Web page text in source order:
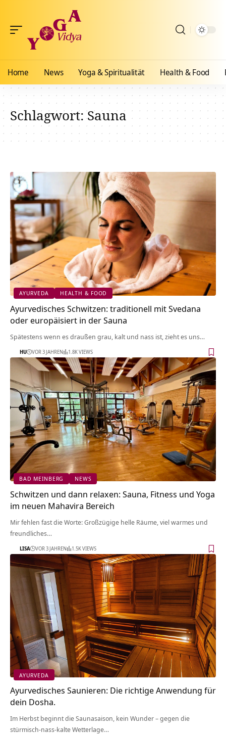
Home News Yoga & Spiritualität Health & Food
Schlagwort:Sauna
AYURVEDA HEALTH & FOOD
Ayurvedisches Schwitzen: traditionell mit Svedana
oder europäisiert in der Sauna
Spätestens wenn es draußen grau, kalt und nass ist, zieht es uns…
HU VOR 3 JAHREN 1.8K VIEWS
BAD MEINBERG NEWS
Schwitzen und dann relaxen: Sauna, Fitness und Yoga
im neuen Mahavira Bereich
Mir fehlen fast die Worte: Großzügige helle Räume, viel warmes und
freundliches…
LISA VOR 3 JAHREN 1.5K VIEWS
AYURVEDA
Ayurvedisches Saunieren: Die richtige Anwendung für
dein Dosha.
Im Herbst beginnt die Saunasaison, kein Wunder – gegen die
stürmisch-nass-kalte Wetterlage…